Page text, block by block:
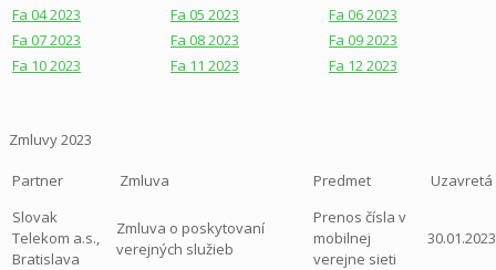
Fa 04 2023
Fa 05 2023
Fa 06 2023
Fa 07 2023
Fa 08 2023
Fa 09 2023
Fa 10 2023
Fa 11 2023 Fa 12 2023
Zmluvy 2023
Partner Zmluva Predmet
Uzavretá
Slovak
Telekom a.s.,
Bratislava
Zmluva o poskytovaní
verejných služieb
Prenos čísla v
mobilnej
verejne sieti
30.01.2023